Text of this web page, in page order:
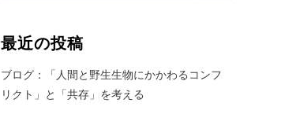
最近の投稿
ブログ：「人間と野生生物にかかわるコンフ
リクト」と「共存」を考える